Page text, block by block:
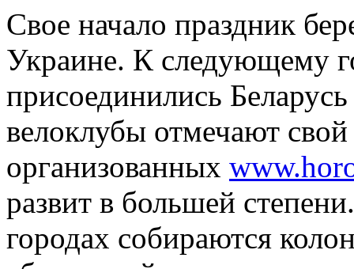
Свое начало праздник
Украине. К следующему
присоединились
велоклубы отмечают
организованных
развит в большей
городах собираются